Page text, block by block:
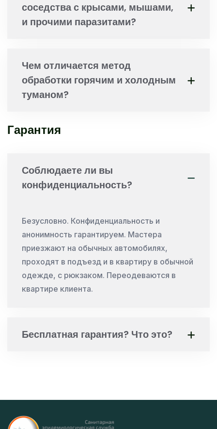
соседства с крысами, мышами,
и прочими паразитами?
Чем отличается метод
обработки горячим и холодным
туманом?
Гарантия
Соблюдаете ли вы
конфиденциальность?
Безусловно. Конфиденциальность и
анонимность гарантируем. Мастера
приезжают на обычных автомобилях,
проходят в подъезд и в квартиру в обычной
одежде, с рюкзаком. Переодеваются в
квартире клиента.
Бесплатная гарантия? Что это?